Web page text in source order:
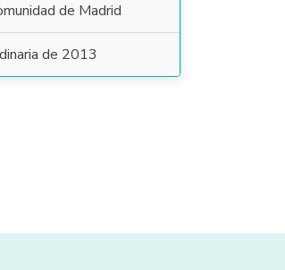
de Madrid
de 2013